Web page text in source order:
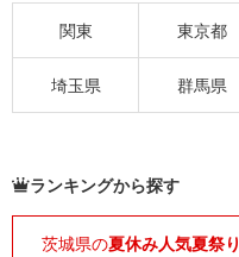
関東 東京都
埼玉県 群馬県
ランキングから探す
茨城県の夏休み人気夏祭り